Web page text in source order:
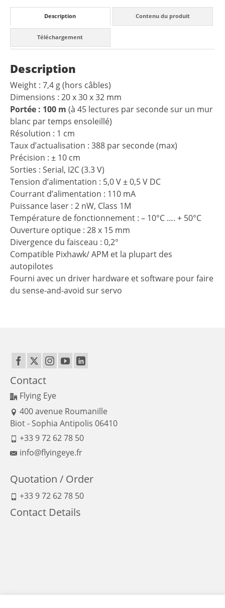
Description Contenu du produit
Téléchargement
Description
Weight : 7,4 g (hors câbles)
Dimensions : 20 x 30 x 32 mm
Portée : 100 m (à 45 lectures par seconde sur un mur
blanc par temps ensoleillé)
Résolution : 1 cm
Taux d’actualisation : 388 par seconde (max)
Précision : ± 10 cm
Sorties : Serial, I2C (3.3 V)
Tension d’alimentation : 5,0 V ± 0,5 V DC
Courrant d’alimentation : 110 mA
Puissance laser : 2 nW, Class 1M
Température de fonctionnement : – 10°C …. + 50°C
Ouverture optique : 28 x 15 mm
Divergence du faisceau : 0,2°
Compatible Pixhawk/ APM et la plupart des
autopilotes
Fourni avec un driver hardware et software pour faire
du sense-and-avoid sur servo
Contact
Flying Eye
400 avenue Roumanille
Biot - Sophia Antipolis 06410
+33 9 72 62 78 50
info@flyingeye.fr
Quotation / Order
+33 9 72 62 78 50
Contact Details